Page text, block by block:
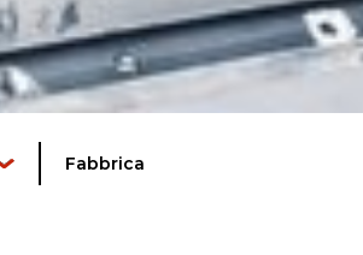
Fabbrica